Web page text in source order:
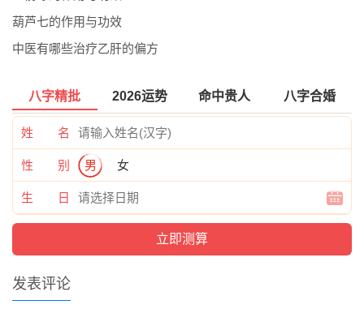
葫芦七的作用与功效
中医有哪些治疗乙肝的偏方
八字精批 2026运势 命中贵人 八字合婚
姓 名
性 别 男 女
生 日
发表评论